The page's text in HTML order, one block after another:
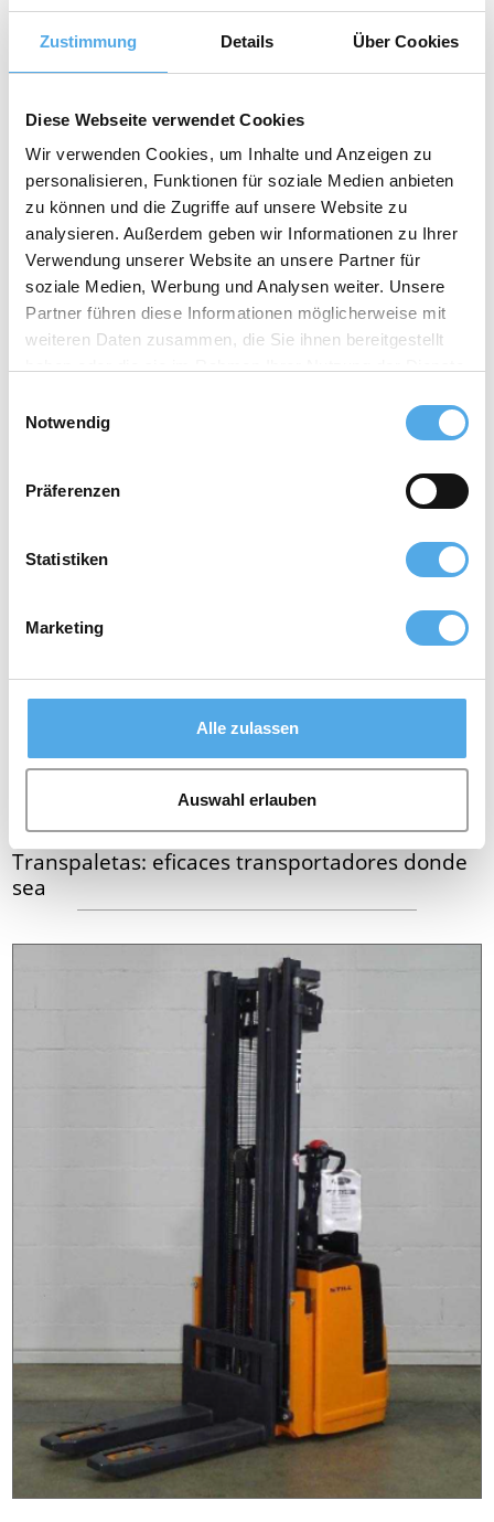
Zustimmung Details Über Cookies
Diese Webseite verwendet Cookies
Wir verwenden Cookies, um Inhalte und Anzeigen zu
personalisieren, Funktionen für soziale Medien anbieten
zu können und die Zugriffe auf unsere Website zu
analysieren. Außerdem geben wir Informationen zu Ihrer
Verwendung unserer Website an unsere Partner für
soziale Medien, Werbung und Analysen weiter. Unsere
Partner führen diese Informationen möglicherweise mit
weiteren Daten zusammen, die Sie ihnen bereitgestellt
Notwendig
Präferenzen
Statistiken
Marketing
Alle zulassen
Auswahl erlauben
Carretillas elevadoras multidireccionales y de
carga lateral: maniobrar mercancías
voluminosas
Transpaletas: eficaces transportadores donde
sea